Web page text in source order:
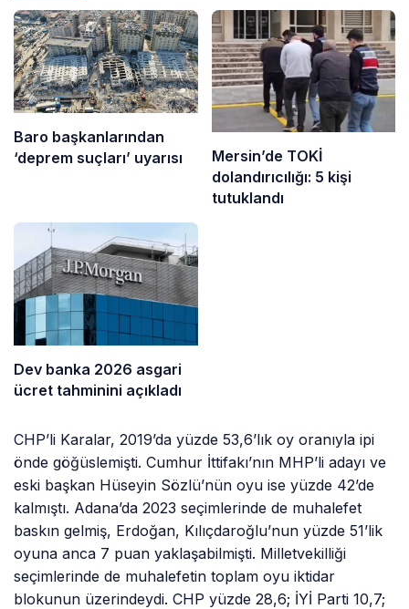
Baro başkanlarından
‘deprem suçları’ uyarısı
Mersin’de TOKİ
dolandırıcılığı: 5 kişi
tutuklandı
Dev banka 2026 asgari
ücret tahminini açıkladı
CHP’li Karalar, 2019’da yüzde 53,6’lık oy oranıyla ipi
önde göğüslemişti. Cumhur İttifakı’nın MHP’li adayı ve
eski başkan Hüseyin Sözlü’nün oyu ise yüzde 42’de
kalmıştı. Adana’da 2023 seçimlerinde de muhalefet
baskın gelmiş, Erdoğan, Kılıçdaroğlu’nun yüzde 51’lik
oyuna anca 7 puan yaklaşabilmişti. Milletvekilliği
seçimlerinde de muhalefetin toplam oyu iktidar
blokunun üzerindeydi. CHP yüzde 28,6; İYİ Parti 10,7;